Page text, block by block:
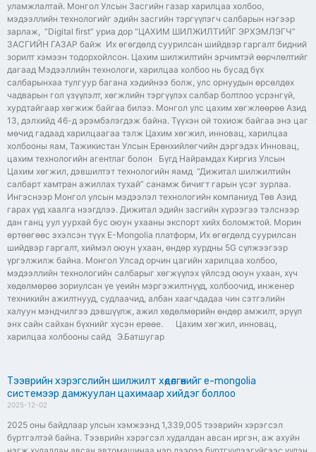
уламжлалтай. Монгол Улсын Засгийн газар харилцаа холбоо,
мэдээллийн технологийг эдийн засгийн тэргүүлэгч салбарын нэгээр
зарлаж, “Digital first” уриа дор “ЦАХИМ ШИЛЖИЛТИЙГ ЭРХЭМЛЭГЧ”
ЗАСГИЙН ГАЗАР байж Их өгөгдөлд суурилсан шийдвэр гаргалт бидний
зорилт хэмээн тодорхойлсон. Цахим шилжилтийн эрчимтэй өөрчлөлтийг
дагаад Мэдээллийн технологи, харилцаа холбоо нь бусад бүх
салбарынхаа тулгуур багана хэдийнээ болж, улс орнуудын өрсөлдөх
чадварын гол үзүүлэлт, хөгжлийн тэргүүлэх салбар болтлоо үсрэнгүй,
хурдтайгаар хөгжиж байгаа билээ. Монгол улс цахим хөгжлөөрөө Азид
13, дэлхийд 46-д эрэмбэлэгдэж байна. Түүхэн ой тохиож байгаа энэ цаг
мөчид гадаад харилцаагаа тэлж Цахим хөгжил, инновац, харилцаа
холбооны яам, Тажикистан Улсын Ерөнхийлөгчийн дэргэдэх Инновац,
цахим технологийн агентлаг болон Бүгд Найрамдах Киргиз Улсын
Цахим хөгжил, дэвшилтэт технологийн яамд “Дижитал шилжилтийн
салбарт хамтран ажиллах тухай” санамж бичигт гарын үсэг зурлаа.
Ингэснээр Монгол улсын мэдээлэл технологийн компаниуд Төв Азид
гарах үүд хаалга нээгдлээ. Дижитал эдийн засгийн хүрээгээ тэлснээр
дан ганц уул уурхай бус оюун ухааны экспорт хийх боломжтой. Морин
өртөөгөөс эхэлсэн түүх E-Mongolia платформ, Их өгөгдөлд суурилсан
шийдвэр гаргалт, хиймэл оюун ухаан, өндөр хурдны 5G сүлжээгээр
үргэлжилж байна. Монгол Улсад орчин цагийн харилцаа холбоо,
мэдээллийн технологийн салбарыг хөгжүүлэх үйлсэд оюун ухаан, хүч
хөдөлмөрөө зориулсан үе үеийн мэргэжилтнүүд, холбоочид, инженер
техникийн ажилтнууд, судлаачид, албан хаагчдадаа чин сэтгэлийн
халуун мэндчилгээ дэвшүүлж, ажил хөдөлмөрийн өндөр амжилт, эрүүл
энх сайн сайхан бүхнийг хүсэн ерөөе. Цахим хөгжил, инновац,
харилцаа холбооны сайд Э.Батшугар
Тээврийн хэрэгслийн шилжилт хөдөлгөөнийг e-mongolia
системээр дамжуулан цахимаар хийдэг боллоо
2025-12-02
2025 оны байдлаар улсын хэмжээнд 1,339,005 тээврийн хэрэгсэл
бүртгэлтэй байна. Тээврийн хэрэгсэл худалдан авсан иргэн, аж ахуйн